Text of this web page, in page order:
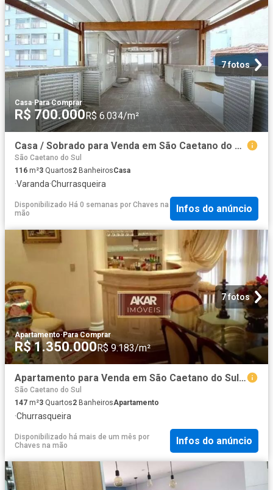
7 fotos
Casa· Para Comprar
R$ 700.000 R$ 6.034/m²
Casa / Sobrado para Venda em São Caetano do Sul/SP Santa Paula 3 Quartos
São Caetano do Sul
116 m²3 Quartos2 BanheirosCasa
·Varanda·Churrasqueira
Disponibilizado Há 0 semanas por Chaves na
mão
Infos do anúncio
7 fotos
Apartamento·Para Comprar
R$ 1.350.000R$ 9.183/m²
Apartamento para Venda em São Caetano do Sul/SP Santa Paula 3 Quartos
São Caetano do Sul
147 m²3 Quartos2 BanheirosApartamento
·Churrasqueira
Disponibilizado há mais de um mês por
Chaves na mão
Infos do anúncio